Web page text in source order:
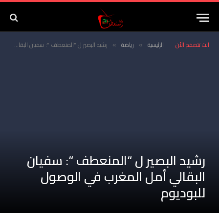
انت تتصفح الأن الرئيسية » رياضة » رشيد البصير ل “المنعطف “: سفيان البقالي أمل المغرب في الوصول للبوديوم
رشيد البصير ل “المنعطف “: سفيان
البقالي أمل المغرب في الوصول
للبوديوم